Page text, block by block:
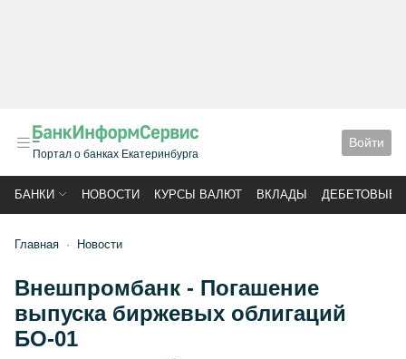
Портал о банках Екатеринбурга
Войти
БАНКИ НОВОСТИ КУРСЫ ВАЛЮТ ВКЛАДЫ ДЕБЕТОВЫЕ
Главная Новости
Внешпромбанк - Погашение
выпуска биржевых облигаций
БО-01